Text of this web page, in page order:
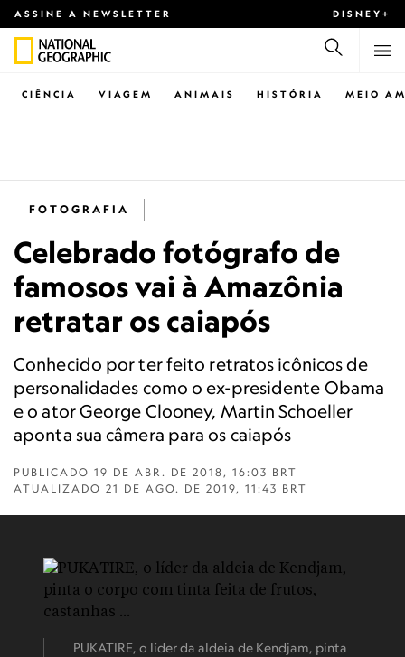
ASSINE A NEWSLETTER DISNEY+
CIÊNCIA VIAGEM ANIMAIS HISTÓRIA MEIO
FOTOGRAFIA
Celebrado fotógrafo de
famosos vai à Amazônia
retratar os caiapós
Conhecido por ter feito retratos icônicos de
personalidades como o ex-presidente Obama
e o ator George Clooney, Martin Schoeller
aponta sua câmera para os caiapós
PUBLICADO 19 DE ABR. DE 2018, 16:03 BRT
ATUALIZADO 21 DE AGO. DE 2019, 11:43 BRT
PUKATIRE, o líder da aldeia de Kendjam, pinta